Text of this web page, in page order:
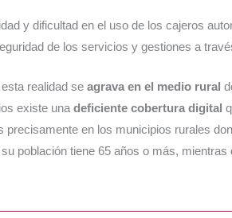
y dificultad en el uso de los cajeros
de los servicios y gestiones a
realidad se agrava en el medio rural
existe una deficiente cobertura digital
precisamente en los municipios rurales
población tiene 65 años o más,